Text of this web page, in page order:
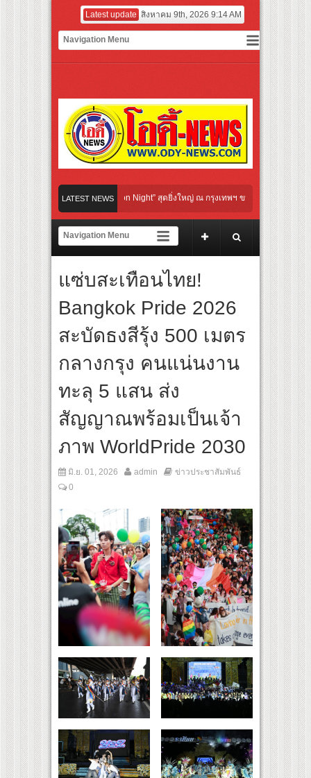
Latest update สิงหาคม 9th, 2026 9:14 AM
LATEST NEWS
Communication Night” สุดยิ่งใหญ่ ณ กรุงเทพฯ ขนทัพศิลปินชั้นนำ พร้อมกาล่าไน
อโรบิกสุดมันส์ ในกิจกรรม “EM-ROBIC DANCE FOR MOM @BENCHASIRI
แห่งปีจาก NUUI Starathon 8.8 “บอส-โนอึล” เปิดประเดิมเคะ-เมะ สุดเซอร์ไพร้ส์วัน
มใหม่ในวงการการศึกษา เปิดตัว “SCA PLUS” แพลตฟอร์มการเรียนรู้ “Creative
อดการลงทุนในธุรกิจการศึกษากว่า 100 ล้านบาท
นทางจาการ์ตา-กรุงเทพฯ เสริม Air Connectivity ดึงนักท่องเที่ยวคุณภาพจากอินโดนีเ
Communication Night” สุดยิ่งใหญ่ ณ กรุงเทพฯ ขนทัพศิลปินชั้นนำ พร้อมกาล่าไน
แซ่บสะเทือนไทย!
Bangkok Pride 2026
สะบัดธงสีรุ้ง 500 เมตร
กลางกรุง คนแน่นงาน
ทะลุ 5 แสน ส่ง
สัญญาณพร้อมเป็นเจ้า
ภาพ WorldPride 2030
มิ.ย. 01, 2026 admin
ข่าวประชาสัมพันธ์
0